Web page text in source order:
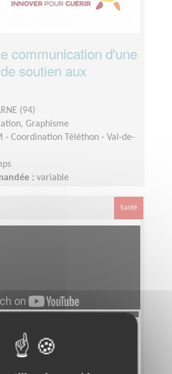
communication d'une
soutien aux
(94)
Graphisme
- Coordination Téléthon - Val-de-
: variable
Santé
Pôle Formation